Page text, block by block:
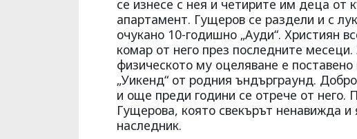
се изнесе с нея и четирите им деца от
апартамент. Гущеров се раздели и с
очукано 10-годишно „Ауди“. Християн
комар от него през последните
физическото му оцеляване е
„Уикенд“ от родния ъндърграунд.
и още преди години се отрече от него.
Гущерова, която свекърът ненавижда и
наследник.